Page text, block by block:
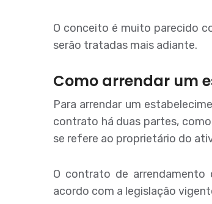
O conceito é muito parecido
serão tratadas mais adiante.
Como arrendar um
Para arrendar um
contrato há duas partes,
se refere ao proprietário do
O contrato de
acordo com a legislação